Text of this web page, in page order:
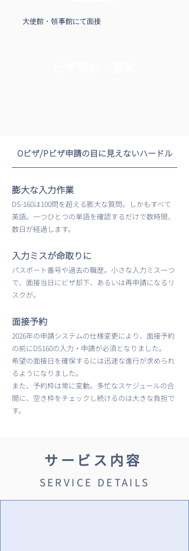
​大使館・領事館にて面接
​Oビザ/Pビザ申請の目に見えないハードル
膨大な入力作業
DS-160は100問を超える膨大な質問。しかもすべて
英語。一つひとつの単語を確認するだけで数時間、
数日が経過します。
入力ミスが命取りに
パスポート番号や過去の職歴。小さな入力ミス一つ
で、面接当日にビザ却下、あるいは再申請になるリ
スクが。
面接予約
2026年の申請システムの仕様変更により、面接予約
の前にDS160の入力・申請が必須となりました。
​希望の面接日を確保するには迅速な進行が求められ
るようになりました。
また、予約枠は常に変動。多忙なスケジュールの合
間に、空き枠をチェックし続けるのは大きな負担で
す。
サービス内容
SERVICE DETAILS